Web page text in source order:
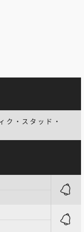
ク・スタッド・